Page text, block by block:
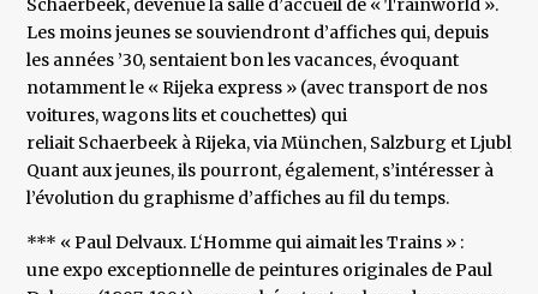
Schaerbeek, devenue la salle d’accueil de « Trainworld ».
Les moins jeunes se souviendront d’affiches qui, depuis
les années ’30, sentaient bon les vacances, évoquant
notamment le « Rijeka express » (avec transport de nos
voitures, wagons lits et couchettes) qui
reliait Schaerbeek à Rijeka, via München, Salzburg et
Quant aux jeunes, ils pourront, également, s’intéresser à
l’évolution du graphisme d’affiches au fil du temps.
*** « Paul Delvaux. L‘Homme qui aimait les Trains » :
une expo exceptionnelle de peintures originales de Paul